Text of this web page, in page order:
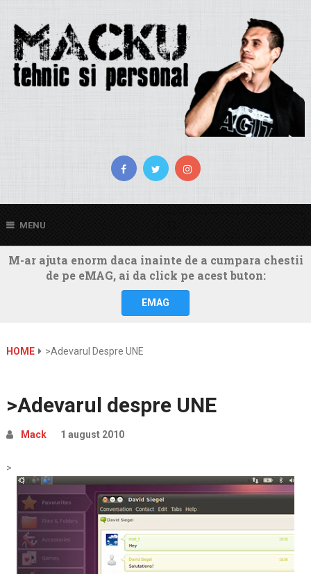
MENU
M-ar ajuta enorm daca inainte de a cumpara chestii
de pe eMAG, ai da click pe acest buton:
EMAG
HOME >Adevarul Despre UNE
>Adevarul despre UNE
Mack 1 august 2010
>